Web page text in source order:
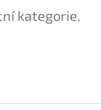
kategorie.